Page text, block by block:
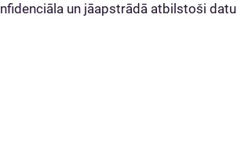
un jāapstrādā atbilstoši datu